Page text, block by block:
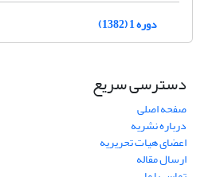
دوره 1 (1382)
دسترسی سریع
صفحه اصلی
درباره نشریه
اعضای هیات تحریریه
ارسال مقاله